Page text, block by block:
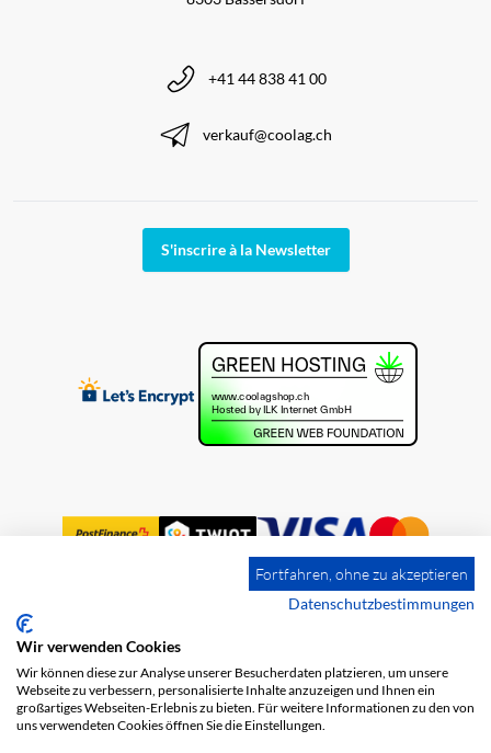
+41 44 838 41 00
verkauf@coolag.ch
S'inscrire à la Newsletter
Impression
Protection des données
Fortfahren, ohne zu akzeptieren
Datenschutzbestimmungen
Wir verwenden Cookies
Wir können diese zur Analyse unserer Besucherdaten platzieren, um unsere
Webseite zu verbessern, personalisierte Inhalte anzuzeigen und Ihnen ein
großartiges Webseiten-Erlebnis zu bieten. Für weitere Informationen zu den von
uns verwendeten Cookies öffnen Sie die Einstellungen.